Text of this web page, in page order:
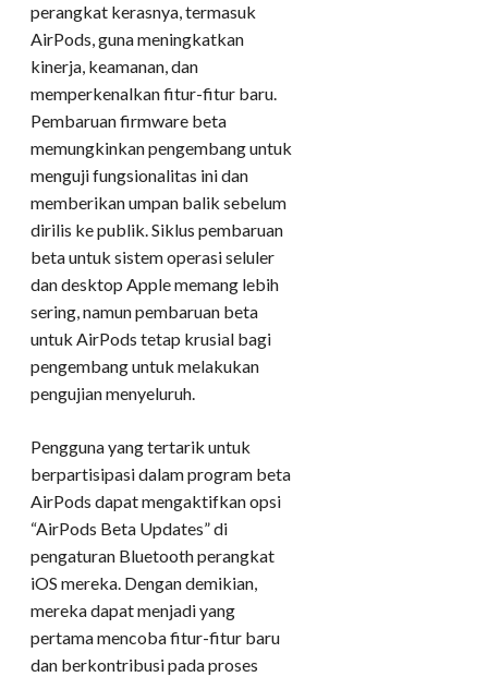
perangkat kerasnya, termasuk
AirPods, guna meningkatkan
kinerja, keamanan, dan
memperkenalkan fitur-fitur baru.
Pembaruan firmware beta
memungkinkan pengembang untuk
menguji fungsionalitas ini dan
memberikan umpan balik sebelum
dirilis ke publik. Siklus pembaruan
beta untuk sistem operasi seluler
dan desktop Apple memang lebih
sering, namun pembaruan beta
untuk AirPods tetap krusial bagi
pengembang untuk melakukan
pengujian menyeluruh.
Pengguna yang tertarik untuk
berpartisipasi dalam program beta
AirPods dapat mengaktifkan opsi
“AirPods Beta Updates” di
pengaturan Bluetooth perangkat
iOS mereka. Dengan demikian,
mereka dapat menjadi yang
pertama mencoba fitur-fitur baru
dan berkontribusi pada proses